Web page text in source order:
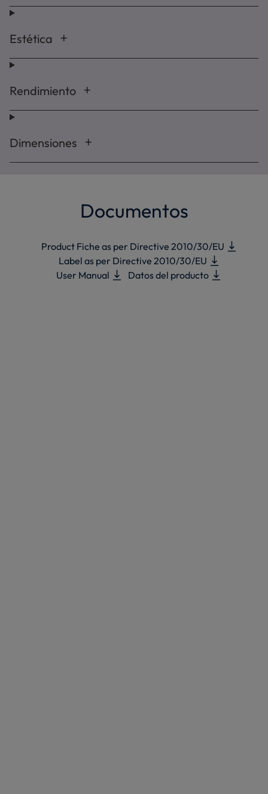
Estética
Rendimiento
Dimensiones
Documentos
Product Fiche as per Directive 2010/30/EU
Label as per Directive 2010/30/EU
User Manual
Datos del producto